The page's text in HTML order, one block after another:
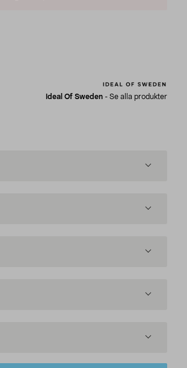
Ideal Of Sweden - Se alla produkter